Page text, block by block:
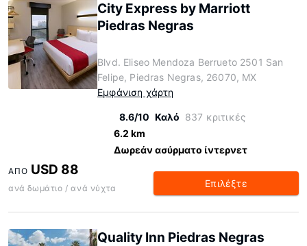
City Express by Marriott
Piedras Negras
Blvd. Eliseo Mendoza Berrueto 2501 San
Felipe, Piedras Negras, 26070, MX
Εμφάνιση χάρτη
8.6/10 Καλό 837 κριτικές
6.2 km
Δωρεάν ασύρματο ίντερνετ
ΑΠΌ USD 88
ανά δωμάτιο / ανά νύχτα Επιλέξτε
Quality Inn Piedras Negras